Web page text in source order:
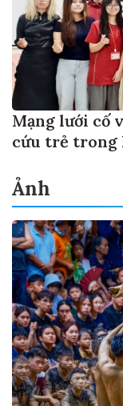
Mạng lưới cố
cứu trẻ trong
Ảnh